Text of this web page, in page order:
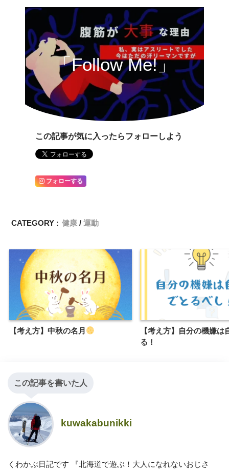
「Follow Me!」
この記事が気に入ったらフォローしよう
フォローする
CATEGORY : 健康 運動
【考え方】中秋の名月
【考え方】自分の機嫌は
る！
この記事を書いた人
kuwakabunikki
くわかぶ日記です 『北海道で遊ぶ！大人になれないおじさ